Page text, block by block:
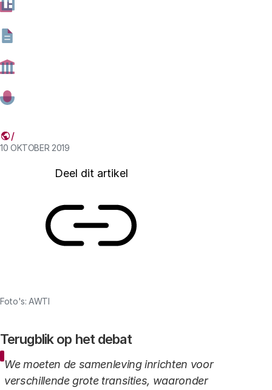
waterbeheer en de voedselproductie. Om die transities
Nederland scoort goed als kennisland, maar wanneer
heeft wetenschap de gewenste impact? Aan de hand
van de transitie naar kringlooplandbouw onderzochten
we op maandag 30 september met verschillende
belanghebbenden wat daar voor nodig is.
10 OKTOBER 2019
Deel dit artikel
Foto's: AWTI
Terugblik op het debat
We moeten de samenleving inrichten voor
verschillende grote transities, waaronder